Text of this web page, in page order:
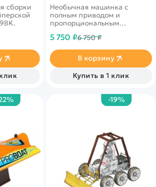
сборки
Необычная машинка с
полным приводом и
пропорциональным
5 750 ₽6 750 ₽
В корзину
Купить в 1 клик
-19%